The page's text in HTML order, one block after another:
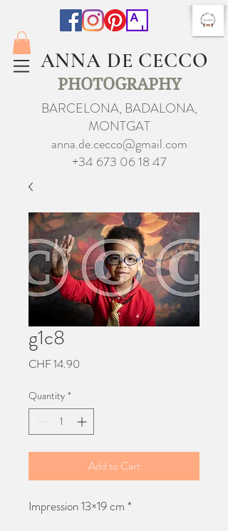
ANNA DE CECCO
PHOTOGRAPHY
BARCELONA, BADALONA,
MONTGAT
anna.de.cecco@gmail.com
+34 673 06 18 47
g1c8
CHF 14.90
Quantity *
Add to Cart
Impression 13×19 cm *